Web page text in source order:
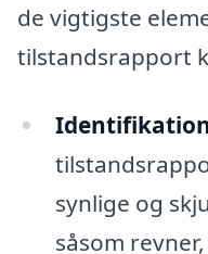
de vigtigste
tilstandsrapport
synlige og
såsom